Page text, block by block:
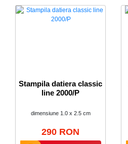
Stampila datiera classic
line 2000/P
dimensiune 1.0 x 2.5 cm
290 RON